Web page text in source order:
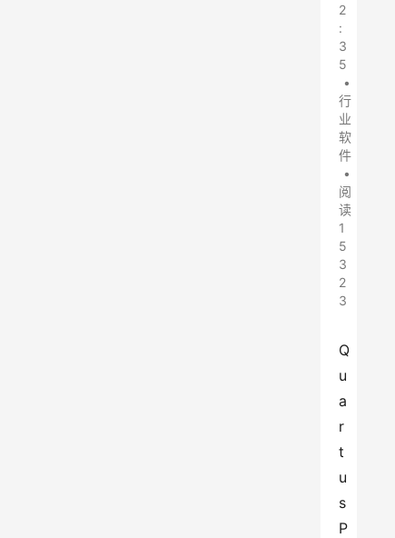
2
:
3
5
•
行
业
软
件
•
阅
读
1
5
3
2
3
Q
u
a
r
t
u
s
P